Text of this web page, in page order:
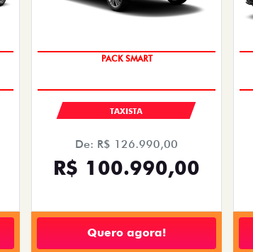
PACK SMART
TAXISTA
De: R$ 126.990,00
R$ 100.990,00
Quero agora!